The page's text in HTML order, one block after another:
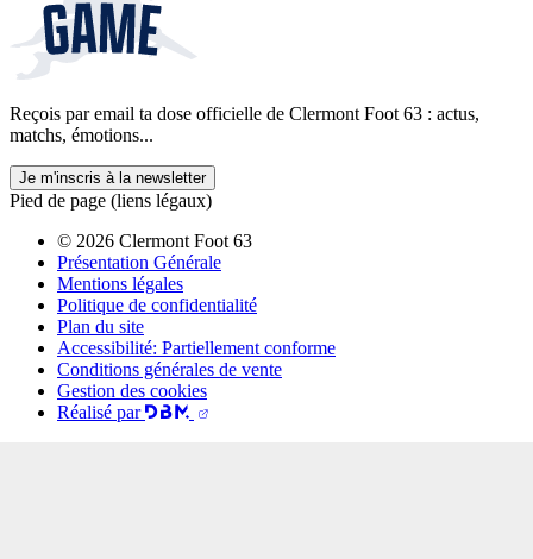
Reçois par email ta dose officielle de Clermont Foot 63 : actus,
matchs, émotions...
Je m'inscris à la newsletter
Pied de page (liens légaux)
© 2026 Clermont Foot 63
Présentation Générale
Mentions légales
Politique de confidentialité
Plan du site
Accessibilité: Partiellement conforme
Conditions générales de vente
Gestion des cookies
Réalisé par